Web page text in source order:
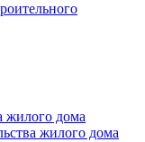
жилого дома
жилого дома